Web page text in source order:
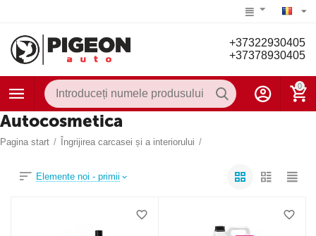
+37322930405
+37378930405
0
Autocosmetica
Pagina start / Îngrijirea carcasei și a interiorului /
Elemente noi - primii